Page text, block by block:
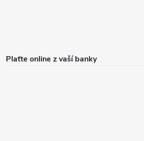
Plaťte online z vaší banky